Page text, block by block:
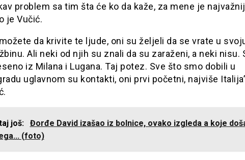
problem sa tim šta će ko da kaže, za mene je
je Vučić.
da krivite te ljude, oni su željeli da se vrate u
Ali neki od njih su znali da su zaraženi, a neki nisu.
iz Milana i Lugana. Taj potez. Sve što smo dobili u
uglavnom su kontakti, oni prvi početni, najviše
još:
Đorđe David izašao iz bolnice, ovako izgleda a koje
(foto)